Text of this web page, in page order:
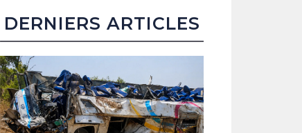
DERNIERS ARTICLES